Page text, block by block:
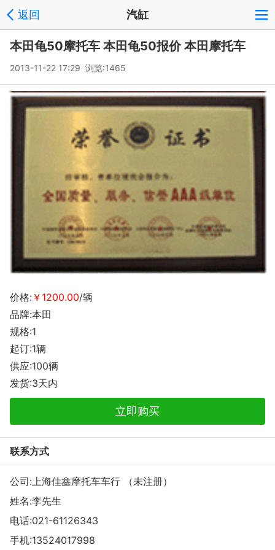
返回 汽缸
本田龟50摩托车 本田龟50报价 本田摩托车
2013-11-22 17:29 浏览:1465
价格: ￥1200.00/辆
品牌:本田
规格:1
起订:1辆
供应:100辆
发货:3天内
立即购买
联系方式
公司:上海佳鑫摩托车车行 （未注册）
姓名:李先生
电话:021-61126343
手机:13524017998